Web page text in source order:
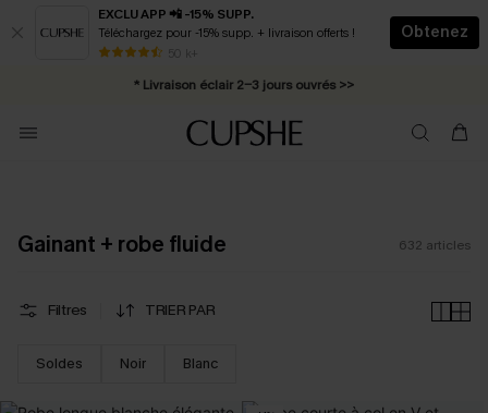
EXCLU APP 📲 -15% SUPP.
Téléchargez pour -15% supp. + livraison offerts !
50 k+
Obtenez
* Livraison éclair 2-3 jours ouvrés >>
Abonnement E-mail : -25% dès 4 achetés >>
Gainant + robe fluide 632 articles
Filtres TRIER PAR
Soldes Noir Blanc